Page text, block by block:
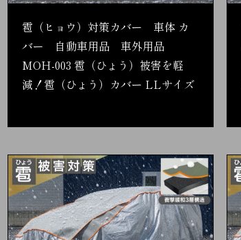
雹（ヒョウ）対策カバー 車体 カ
バー 自動車用品 車外用品
MOH-003 雹（ひょう）被害を軽
減！雹（ひょう）カバー LLサイズ